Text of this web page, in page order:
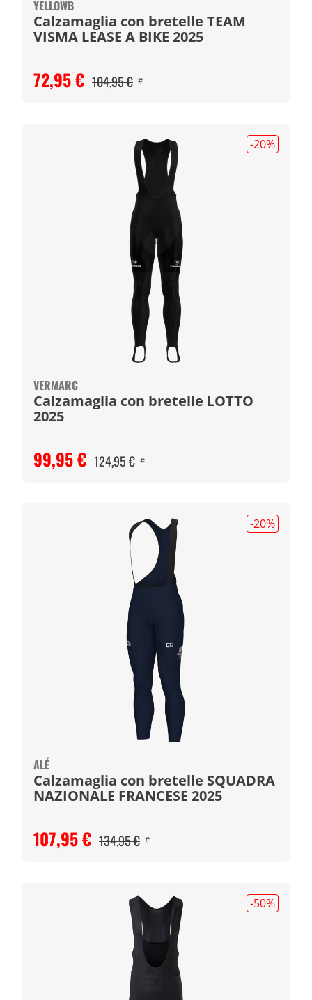
YELLOWB
Calzamaglia con bretelle TEAM
VISMA LEASE A BIKE 2025
72,95 € 104,95 € #
-20%
VERMARC
Calzamaglia con bretelle LOTTO
2025
99,95 € 124,95 € #
-20%
ALÉ
Calzamaglia con bretelle SQUADRA
NAZIONALE FRANCESE 2025
107,95 € 134,95 € #
-50%